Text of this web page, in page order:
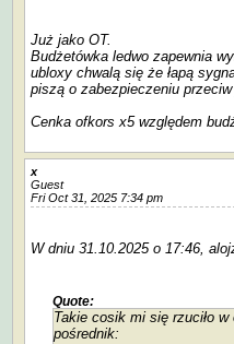
Już jako OT.
Budżetówka ledwo zapewnia
ubloxy chwalą się że łapą
piszą o zabezpieczeniu przeciw
Cenka ofkors x5 względem
x
Guest
Fri Oct 31, 2025 7:34 pm
W dniu 31.10.2025 o 17:46,
Quote:
Takie cosik mi się rzuciło
pośrednik: